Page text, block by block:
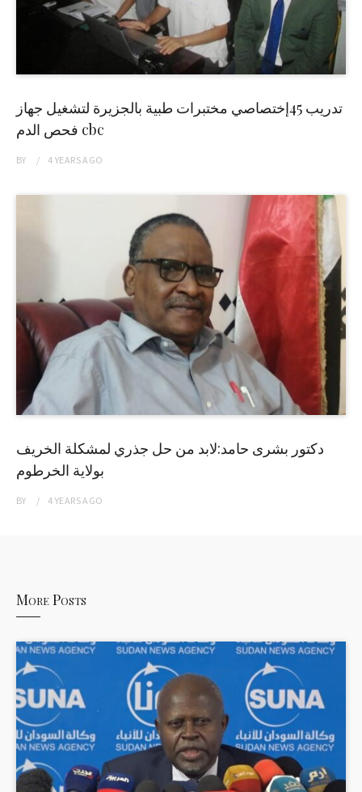
تدريب 45إختصاصي مختبرات طبية بالجزيرة لتشغيل جهاز
فحص الدم cbc
BY 4 YEARSAGO
دكتور بشرى حامد:لابد من حل جذري لمشكلة الخريف
بولاية الخرطوم
BY 4 YEARSAGO
More Posts